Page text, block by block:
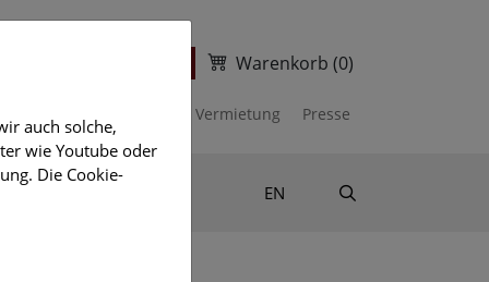
Warenkorb (0)
Vermietung Presse
EN
auch solche,
wie Youtube oder
Die Cookie-